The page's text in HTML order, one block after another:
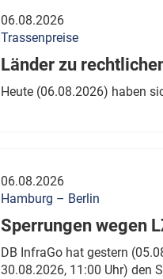
06.08.2026
Trassenpreise
Länder zu
Heute (06.08.2026) haben
06.08.2026
Hamburg – Berlin
Sperrungen wegen
DB InfraGo hat gestern
30.08.2026, 11:00 Uhr) den